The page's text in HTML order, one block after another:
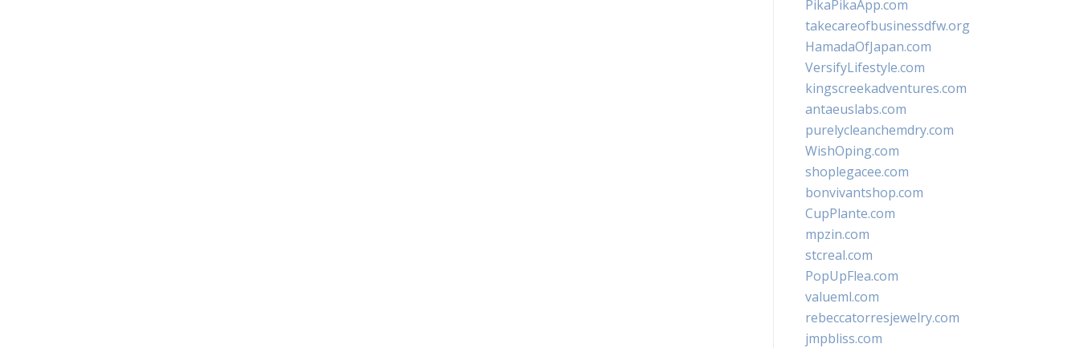
PikaPikaApp.com
takecareofbusinessdfw.org
HamadaOfJapan.com
VersifyLifestyle.com
kingscreekadventures.com
antaeuslabs.com
purelycleanchemdry.com
WishOping.com
shoplegacee.com
bonvivantshop.com
CupPlante.com
mpzin.com
stcreal.com
PopUpFlea.com
valueml.com
rebeccatorresjewelry.com
jmpbliss.com